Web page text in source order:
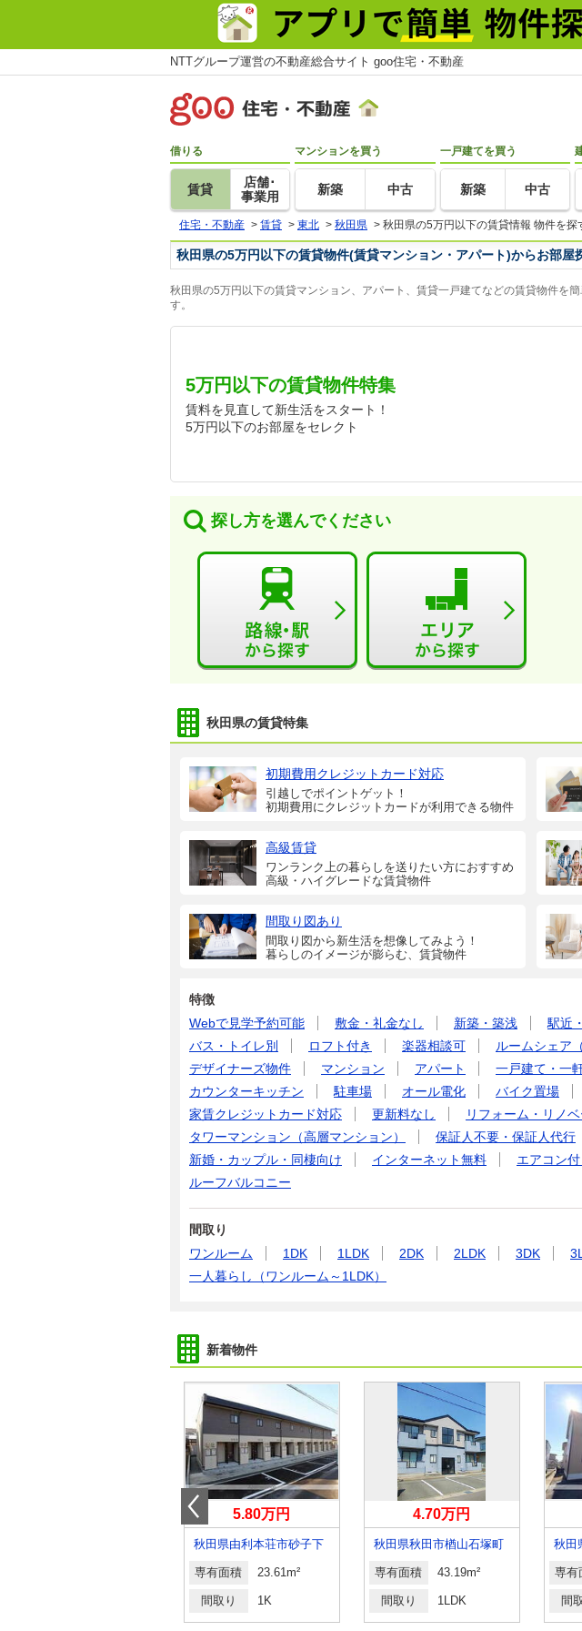
NTTグループ運営の不動産総合サイト goo住宅・不動産
借りる
賃貸
店舗･
事業用
マンションを買う
新築 中古
一戸建てを買う
新築 中古
住宅・不動産 > 賃貸 > 東北 > 秋田県 > 秋田県の5万円以下の賃貸情報 物件を探
秋田県の5万円以下の賃貸物件(賃貸マンション・アパート)からお部屋
秋田県の5万円以下の賃貸マンション、アパート、賃貸一戸建てなどの賃貸物件を
す。
5万円以下の賃貸物件特集
賃料を見直して新生活をスタート！
5万円以下のお部屋をセレクト
探し方を選んでください
秋田県の賃貸特集
初期費用クレジットカード対応
引越しでポイントゲット！
初期費用にクレジットカードが利用できる物件
高級賃貸
ワンランク上の暮らしを送りたい方におすすめ
高級・ハイグレードな賃貸物件
間取り図あり
間取り図から新生活を想像してみよう！
暮らしのイメージが膨らむ、賃貸物件
特徴
Webで見学予約可能
敷金・礼金なし 新築・築浅 駅近
バス・トイレ別
ロフト付き 楽器相談可 ルームシェア
デザイナーズ物件
マンション アパート 一戸建て・一
カウンターキッチン
駐車場 オール電化 バイク置場
家賃クレジットカード対応
更新料なし
リフォーム・リノ
タワーマンション（高層マンション）
保証人不要・保証人代行
新婚・カップル・同棲向け
インターネット無料 エアコン付
ルーフバルコニー
間取り
ワンルーム
1DK 1LDK 2DK 2LDK 3DK
一人暮らし（ワンルーム～1LDK）
新着物件
5.80万円
秋田県由利本荘市砂子下
専有面積 23.61m²
間取り 1K
4.70万円
秋田県秋田市楢山石塚町
専有面積 43.19m²
間取り 1LDK
専有
間